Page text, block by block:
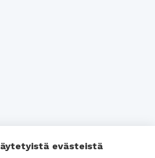
ajoissa
evästeistä